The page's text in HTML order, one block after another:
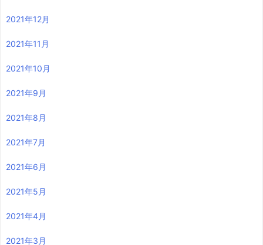
2021年12月
2021年11月
2021年10月
2021年9月
2021年8月
2021年7月
2021年6月
2021年5月
2021年4月
2021年3月